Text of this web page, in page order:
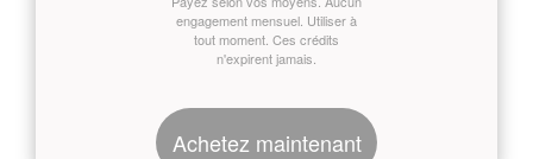
engagement mensuel. Utiliser à
tout moment. Ces crédits
n'expirent jamais.
Achetez maintenant